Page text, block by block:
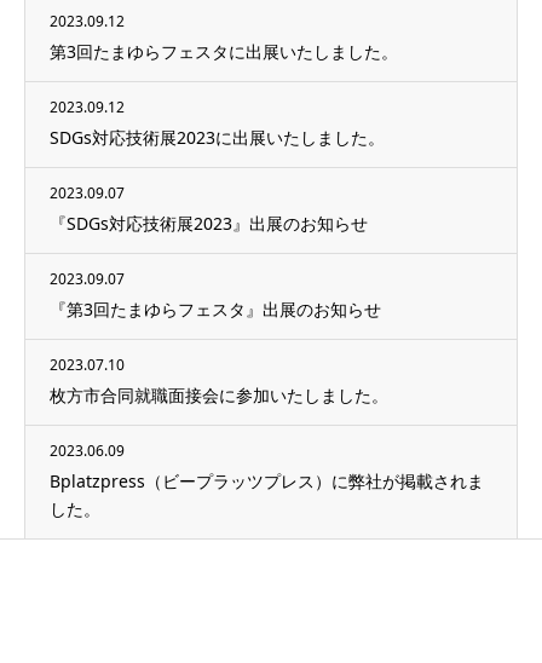
2023.09.12
第3回たまゆらフェスタに出展いたしました。
2023.09.12
SDGs対応技術展2023に出展いたしました。
2023.09.07
『SDGs対応技術展2023』出展のお知らせ
2023.09.07
『第3回たまゆらフェスタ』出展のお知らせ
2023.07.10
枚方市合同就職面接会に参加いたしました。
2023.06.09
Bplatzpress（ビープラッツプレス）に弊社が掲載されま
した。